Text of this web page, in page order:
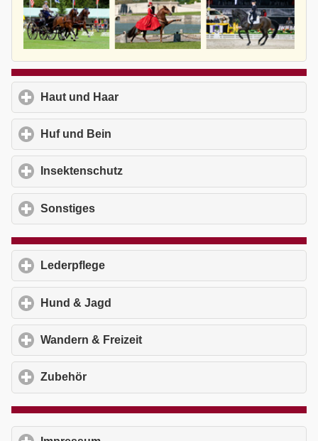
Haut und Haar
Huf und Bein
Insektenschutz
Sonstiges
Lederpflege
Hund & Jagd
Wandern & Freizeit
Zubehör